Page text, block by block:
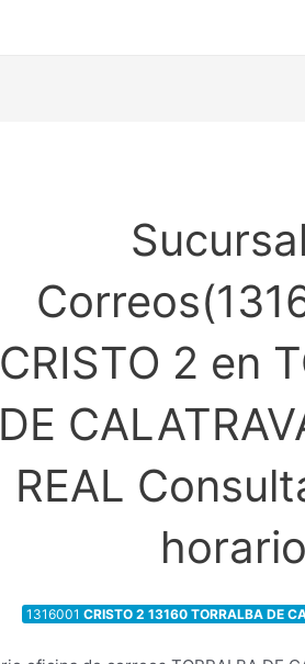
CRISTO 2 en
DE
REAL
1316001 CRISTO 2 13160 TORRALBA DE